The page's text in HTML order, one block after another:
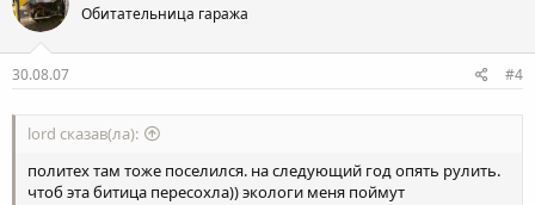
Обитательница гаража
30.08.07 #4
lord сказав(ла):
политех там тоже поселился. на следующий год опять рулить.
чтоб эта битица пересохла)) экологи меня поймут